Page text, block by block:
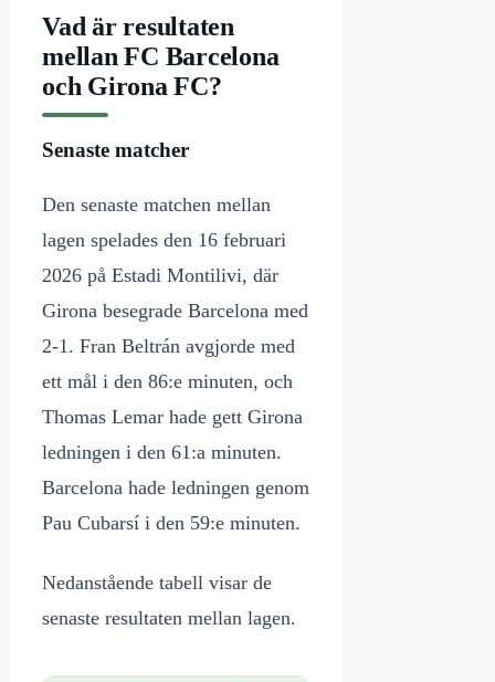
Vad är resultaten
mellan FC Barcelona
och Girona FC?
Senaste matcher
Den senaste matchen mellan
lagen spelades den 16 februari
2026 på Estadi Montilivi, där
Girona besegrade Barcelona med
2-1. Fran Beltrán avgjorde med
ett mål i den 86:e minuten, och
Thomas Lemar hade gett Girona
ledningen i den 61:a minuten.
Barcelona hade ledningen genom
Pau Cubarsí i den 59:e minuten.
Nedanstående tabell visar de
senaste resultaten mellan lagen.